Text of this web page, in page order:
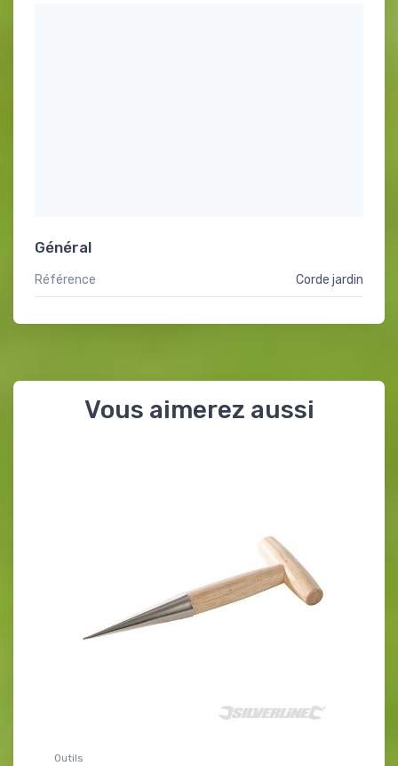
Général
Référence Corde jardin
Vous aimerez aussi
Outils